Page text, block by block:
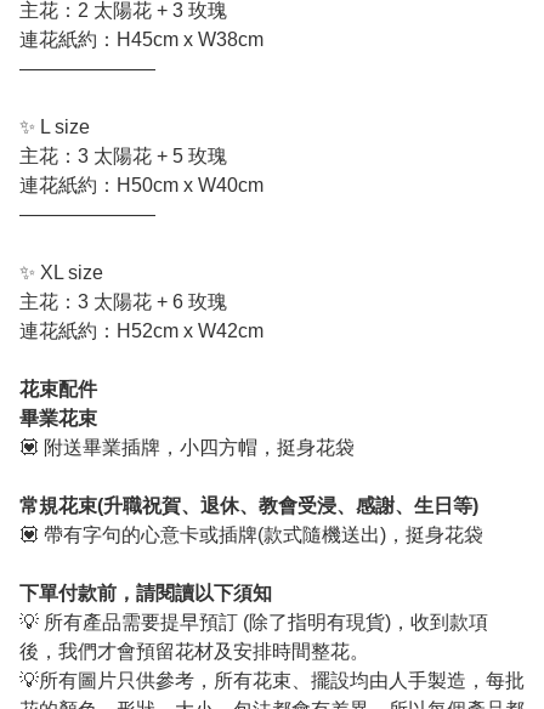
主花：2 太陽花 + 3 玫瑰
連花紙約：H45cm x W38cm
———————
✨ L size
主花：3 太陽花 + 5 玫瑰
連花紙約：H50cm x W40cm
———————
✨ XL size
主花：3 太陽花 + 6 玫瑰
連花紙約：H52cm x W42cm
花束配件
畢業花束
💟 附送畢業插牌，小四方帽，挺身花袋
常規花束(升職祝賀、退休、教會受浸、感謝、生日等)
💟 帶有字句的心意卡或插牌(款式隨機送出)，挺身花袋
下單付款前，請閱讀以下須知
💡 所有產品需要提早預訂 (除了指明有現貨)，收到款項
後，我們才會預留花材及安排時間整花。
💡所有圖片只供參考，所有花束、擺設均由人手製造，每批